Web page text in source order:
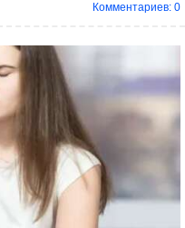
Комментариев: 0